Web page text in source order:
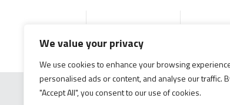
We value your privacy
We use cookies to enhance your browsing
personalised ads or content, and analyse our traffic.
"Accept All", you consent to our use of cookies.
Accueil Produits